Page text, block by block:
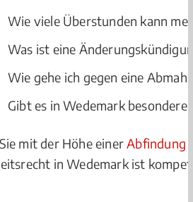
Wie viele Überstunden kann
Was ist eine
Wie gehe ich gegen eine
Gibt es in Wedemark
mit der Höhe einerAbfindung
in Wedemark ist